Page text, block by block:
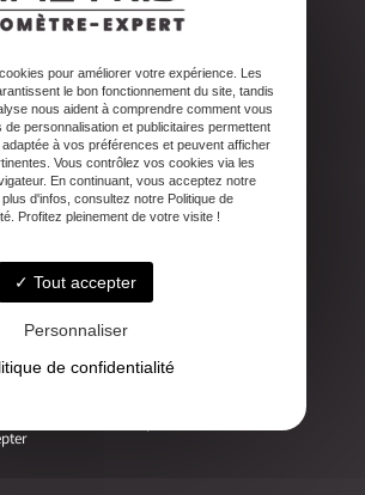
Xavier Moreau, 33720 Podensac
26 08
expert.fr
: 08:30–12:30 / 13:30–18:00
pour améliorer votre expérience. Les
le bon fonctionnement du site, tandis
nous aident à comprendre comment vous
de personnalisation et publicitaires permettent
à vos préférences et peuvent afficher
Vous contrôlez vos cookies via les
En continuant, vous acceptez notre
plus d'infos, consultez notre Politique de
Profitez pleinement de votre visite !
Tout accepter
Personnaliser
de confidentialité